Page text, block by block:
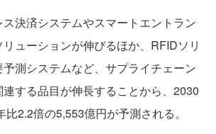
決済システムやスマートエントラン
ューションが伸びるほか、RFIDソリ
測システムなど、サプライチェーン
する品目が伸長することから、2030
2.2倍の5,553億円が予測される。